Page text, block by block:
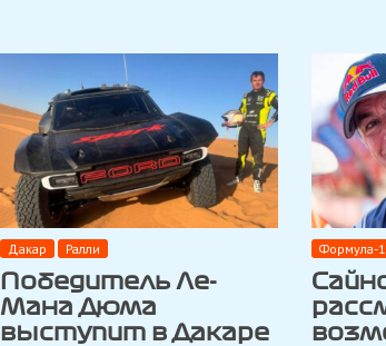
Дакар Ралли
Победитель Ле-
Мана Дюма
выступит в Дакаре
Формула-1